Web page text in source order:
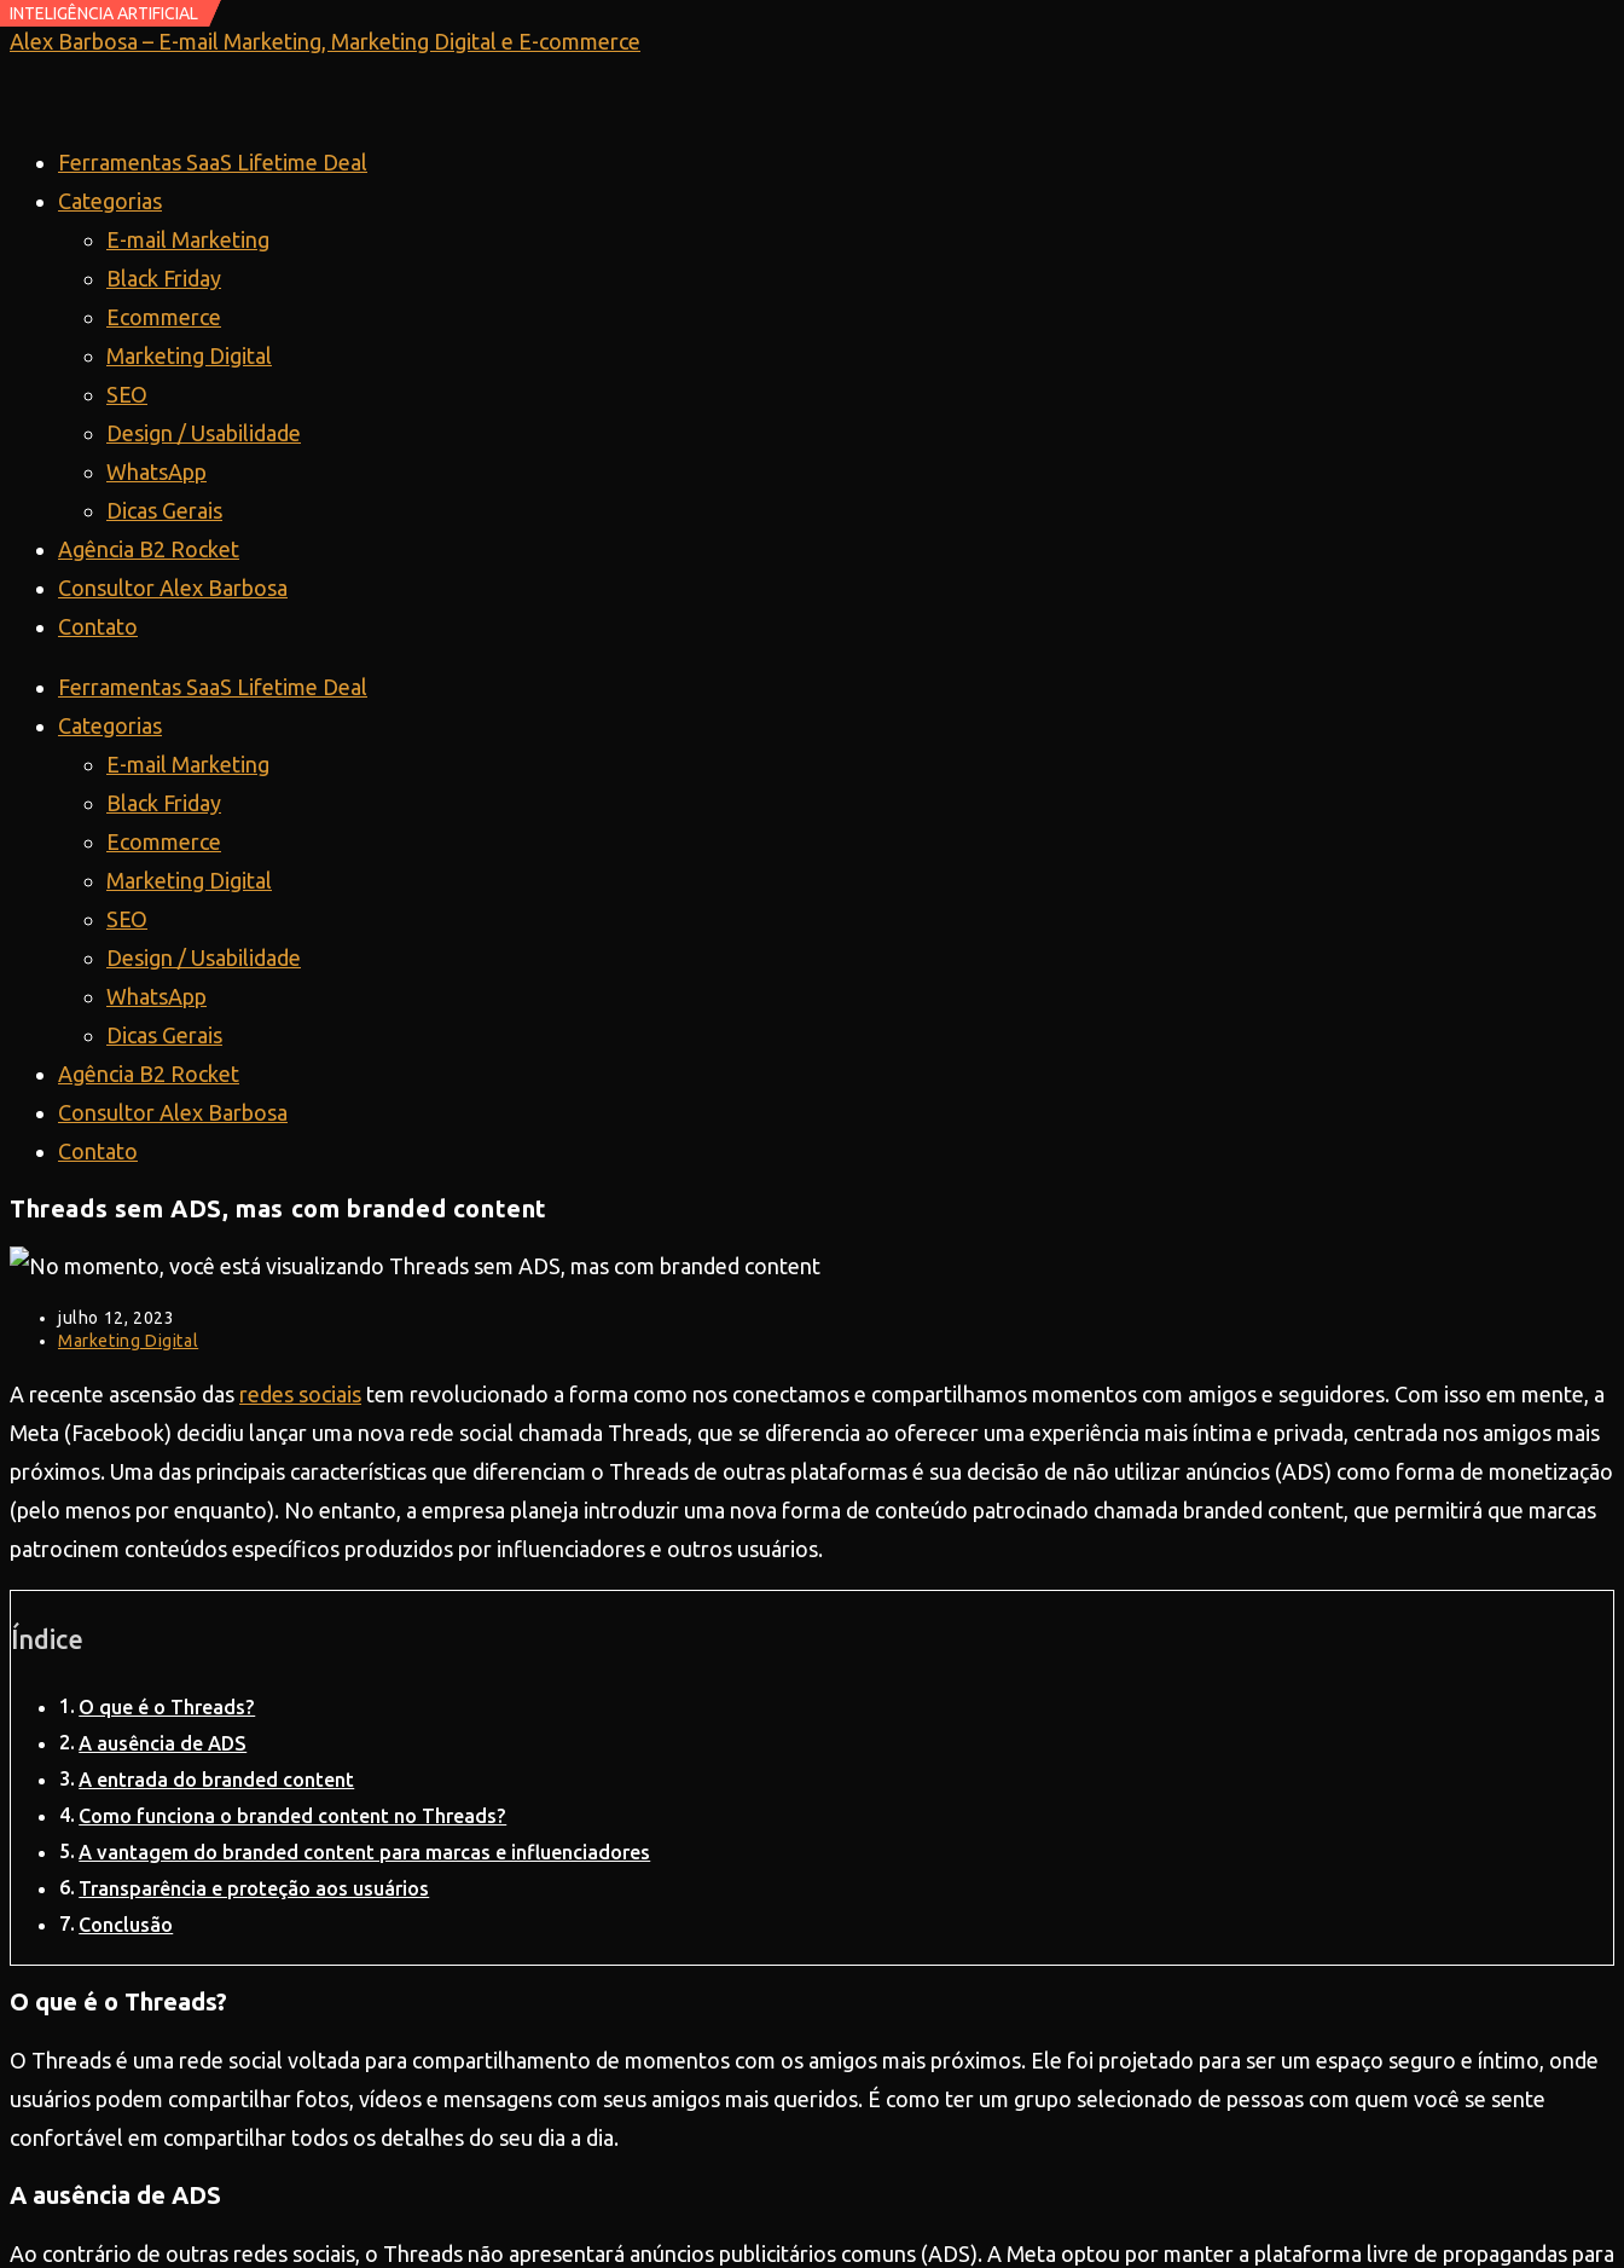
Ir
conteúdo
Alex Barbosa – E-mail Marketing, Marketing Digital e E-commerce
Ferramentas SaaS Lifetime Deal
Categorias
E-mail Marketing
Black Friday
Ecommerce
Marketing Digital
SEO
Design / Usabilidade
WhatsApp
Dicas Gerais
Agência B2 Rocket
Consultor Alex Barbosa
Contato
Ferramentas SaaS Lifetime Deal
Categorias
E-mail Marketing
Black Friday
Ecommerce
Marketing Digital
SEO
Design / Usabilidade
WhatsApp
Dicas Gerais
Agência B2 Rocket
Consultor Alex Barbosa
Contato
Threads sem ADS, mas com branded content
Post
publicado:
julho 12, 2023
Categoria
post:
Marketing Digital
A recente ascensão das redes sociais tem revolucionado a forma como nos conectamos e compartilhamos momentos com amigos e seguidores. Com isso em mente, a
Meta (Facebook) decidiu lançar uma nova rede social chamada Threads, que se diferencia ao oferecer uma experiência mais íntima e privada, centrada nos amigos mais
próximos. Uma das principais características que diferenciam o Threads de outras plataformas é sua decisão de não utilizar anúncios (ADS) como forma de monetização
(pelo menos por enquanto). No entanto, a empresa planeja introduzir uma nova forma de conteúdo patrocinado chamada branded content, que permitirá que marcas
patrocinem conteúdos específicos produzidos por influenciadores e outros usuários.
Índice
O que é o Threads?
A ausência de ADS
A entrada do branded content
Como funciona o branded content no Threads?
A vantagem do branded content para marcas e influenciadores
Transparência e proteção aos usuários
Conclusão
O que é o Threads?
O Threads é uma rede social voltada para compartilhamento de momentos com os amigos mais próximos. Ele foi projetado para ser um espaço seguro e íntimo, onde
usuários podem compartilhar fotos, vídeos e mensagens com seus amigos mais queridos. É como ter um grupo selecionado de pessoas com quem você se sente
confortável em compartilhar todos os detalhes do seu dia a dia.
A ausência de ADS
Ao contrário de outras redes sociais, o Threads não apresentará anúncios publicitários comuns (ADS). A Meta optou por manter a plataforma livre de propagandas para
INTELIGÊNCIA ARTIFICIAL
INTELIGÊNCIA ARTIFICIAL